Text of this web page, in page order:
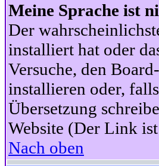
Meine Sprache ist
Der
installiert hat oder
Versuche, den
installieren oder,
Übersetzung
Website (Der Link
Nach oben